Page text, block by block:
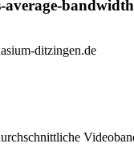
average-bandwidth
ditzingen.de